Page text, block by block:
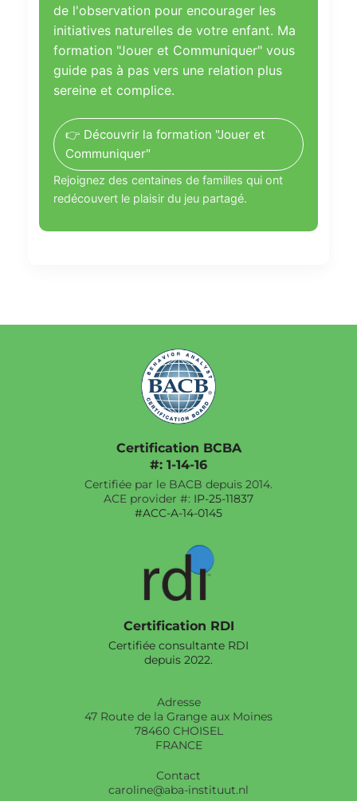
de l'observation pour encourager les
initiatives naturelles de votre enfant. Ma
formation "Jouer et Communiquer" vous
guide pas à pas vers une relation plus
sereine et complice.
👉 Découvrir la formation "Jouer et
Communiquer"
Rejoignez des centaines de familles qui ont
redécouvert le plaisir du jeu partagé.
Certification BCBA
#: 1-14-16
Certifiée par le BACB depuis 2014.
ACE provider #: IP-25-11837
#ACC-A-14-0145
Certification RDI
Certifiée consultante RDI
depuis 2022.
Adresse
47 Route de la Grange aux Moines
78460 CHOISEL
FRANCE
Contact
caroline@aba-instituut.nl